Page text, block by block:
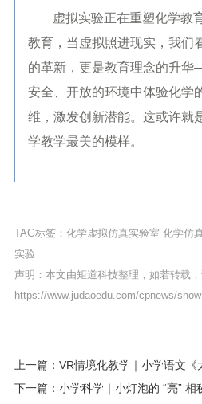
虚拟实验正在重塑化学教
教育，当虚拟照进现实，我们
的革新，更是教育理念的升
安全、开放的环境中体验化学
维，激发创新潜能。这或许就
学教学最美的模样。
TAG标签： 化学虚拟仿真实验室 化学仿
实验
声明：本文由矩道科技整理，如若转载，
https://www.judaoedu.com/cpnews/
上一篇：VR情境化教学｜小学语文《
下一篇：小学科学｜小灯泡的 “亮” 相